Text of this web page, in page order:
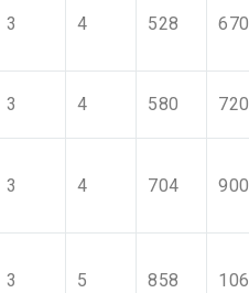
3 4 528 670
3 4 580 720
3 4 704 900
3 5 858